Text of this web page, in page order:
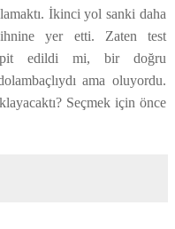
İkinci yol sanki daha
yer etti. Zaten test
edildi mi, bir doğru
ama oluyordu.
Seçmek için önce